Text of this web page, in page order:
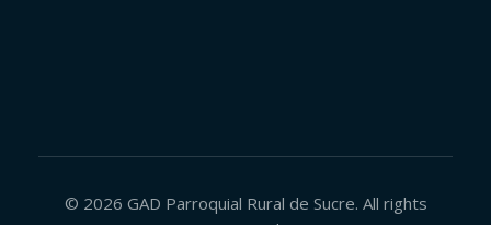
© 2026 GAD Parroquial Rural de Sucre. All rights